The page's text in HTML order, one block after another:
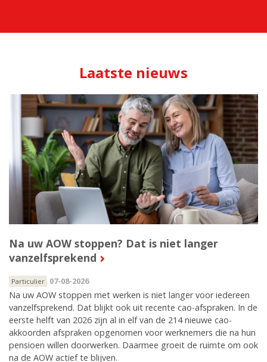
Laatste nieuws
Na uw AOW stoppen? Dat is niet langer
vanzelfsprekend
Particulier 07-08-2026
Na uw AOW stoppen met werken is niet langer voor iedereen
vanzelfsprekend. Dat blijkt ook uit recente cao-afspraken. In de
eerste helft van 2026 zijn al in elf van de 214 nieuwe cao-
akkoorden afspraken opgenomen voor werknemers die na hun
pensioen willen doorwerken. Daarmee groeit de ruimte om ook
na de AOW actief te blijven.